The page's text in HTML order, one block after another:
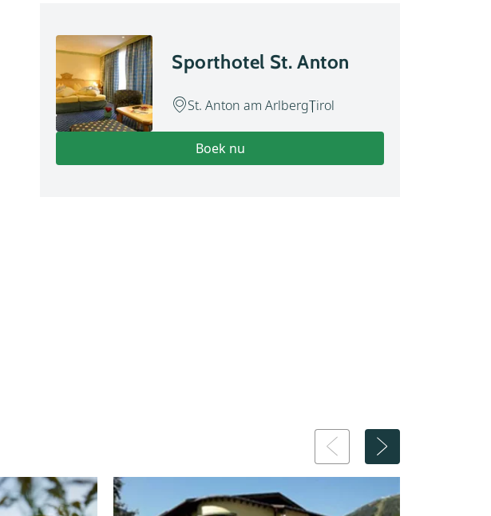
Sporthotel St. Anton
St. Anton am ArlbergTirol
Boek nu